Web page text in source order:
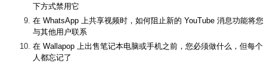
下方式禁用它
在 WhatsApp 上共享视频时，如何阻止新的 YouTube 消息功能将您
与其他用户联系
在 Wallapop 上出售笔记本电脑或手机之前，您必须做什么，但每个
人都忘记了